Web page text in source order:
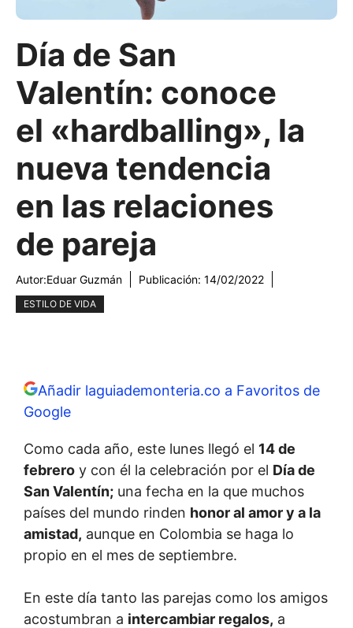
Día de San
Valentín: conoce
el «hardballing», la
nueva tendencia
en las relaciones
de pareja
Autor:Eduar Guzmán Publicación: 14/02/2022
ESTILO DE VIDA
Añadir laguiademonteria.co a Favoritos de
Google
Como cada año, este lunes llegó el 14 de
febrero y con él la celebración por el Día de
San Valentín; una fecha en la que muchos
países del mundo rinden honor al amor y a la
amistad, aunque en Colombia se haga lo
propio en el mes de septiembre.
En este día tanto las parejas como los amigos
acostumbran a intercambiar regalos, a